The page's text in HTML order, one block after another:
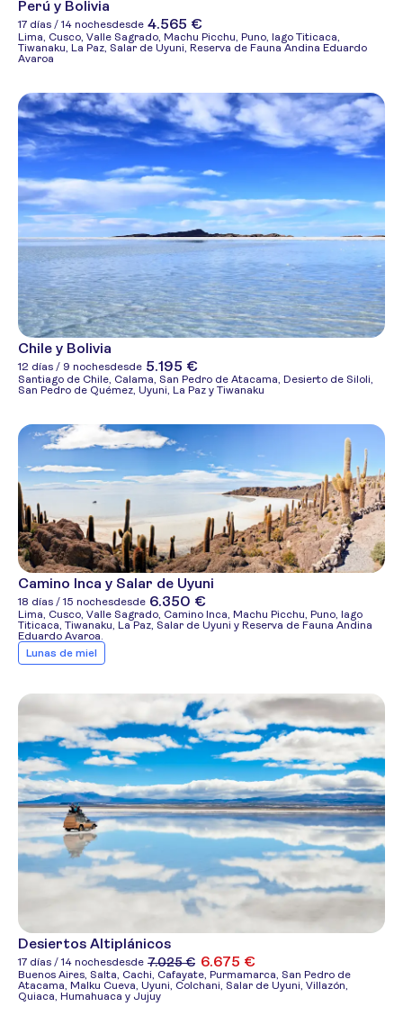
Perú y Bolivia
17 días / 14 nochesdesde 4.565 €
Lima, Cusco, Valle Sagrado, Machu Picchu, Puno, lago Titicaca,
Tiwanaku, La Paz, Salar de Uyuni, Reserva de Fauna Andina Eduardo
Avaroa
Chile y Bolivia
12 días / 9 nochesdesde 5.195 €
Santiago de Chile, Calama, San Pedro de Atacama, Desierto de Siloli,
San Pedro de Quémez, Uyuni, La Paz y Tiwanaku
Camino Inca y Salar de Uyuni
18 días / 15 nochesdesde 6.350 €
Lima, Cusco, Valle Sagrado, Camino Inca, Machu Picchu, Puno, lago
Titicaca, Tiwanaku, La Paz, Salar de Uyuni y Reserva de Fauna Andina
Eduardo Avaroa.
Lunas de miel
Desiertos Altiplánicos
17 días / 14 nochesdesde 7.025 € 6.675 €
Buenos Aires, Salta, Cachi, Cafayate, Purmamarca, San Pedro de
Atacama, Malku Cueva, Uyuni, Colchani, Salar de Uyuni, Villazón,
Quiaca, Humahuaca y Jujuy